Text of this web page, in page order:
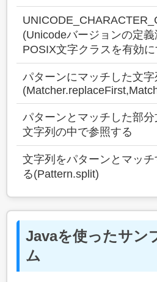
(Unicodeバージョンの定
POSIX文字クラスを有効
パターンにマッチした文
パターンとマッチした部
文字列の中で参照する
文字列をパターンとマッ
る(Pattern.split)
Javaを使ったサン
ム